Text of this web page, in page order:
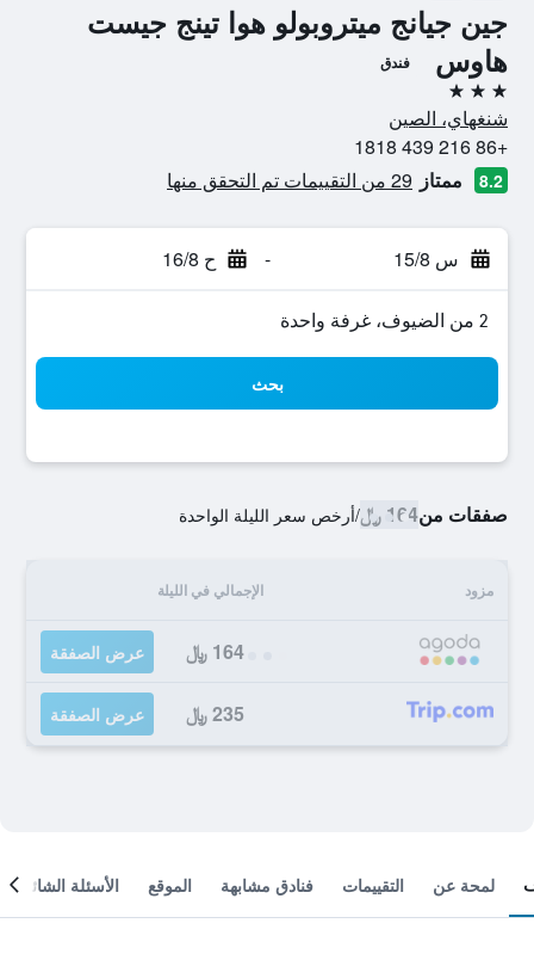
جين جيانج ميتروبولو هوا تينج جيست
هاوس
فندق
3 نجوم
شنغهاي، الصين
+86 216 439 1818
8.2 ممتاز 29 من التقييمات تم التحقق منها
س 15/8 - ح 16/8
2 من الضيوف، غرفة واحدة
بحث
صفقات من164 ﷼ /أرخص سعر الليلة الواحدة
مزود الإجمالي في الليلة
164 ﷼ عرض الصفقة
235 ﷼ عرض الصفقة
لمحة عن التقييمات فنادق مشابهة الموقع الأسئلة الشائعة